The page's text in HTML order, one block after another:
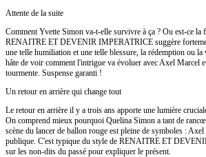
Attente de la suite
Comment Yvette Simon va-t-elle survivre à ça ? Ou est-ce la
RENAITRE ET DEVENIR IMPERATRICE suggère
une telle humiliation et une telle blessure, la rédemption ou la
hâte de voir comment l'intrigue va évoluer avec Axel Marcel
tourmente. Suspense garanti !
Un retour en arrière qui change tout
Le retour en arrière il y a trois ans apporte une lumière
On comprend mieux pourquoi Quelina Simon a tant de
scène du lancer de ballon rouge est pleine de symboles :
publique. C'est typique du style de RENAITRE ET
sur les non-dits du passé pour expliquer le présent.